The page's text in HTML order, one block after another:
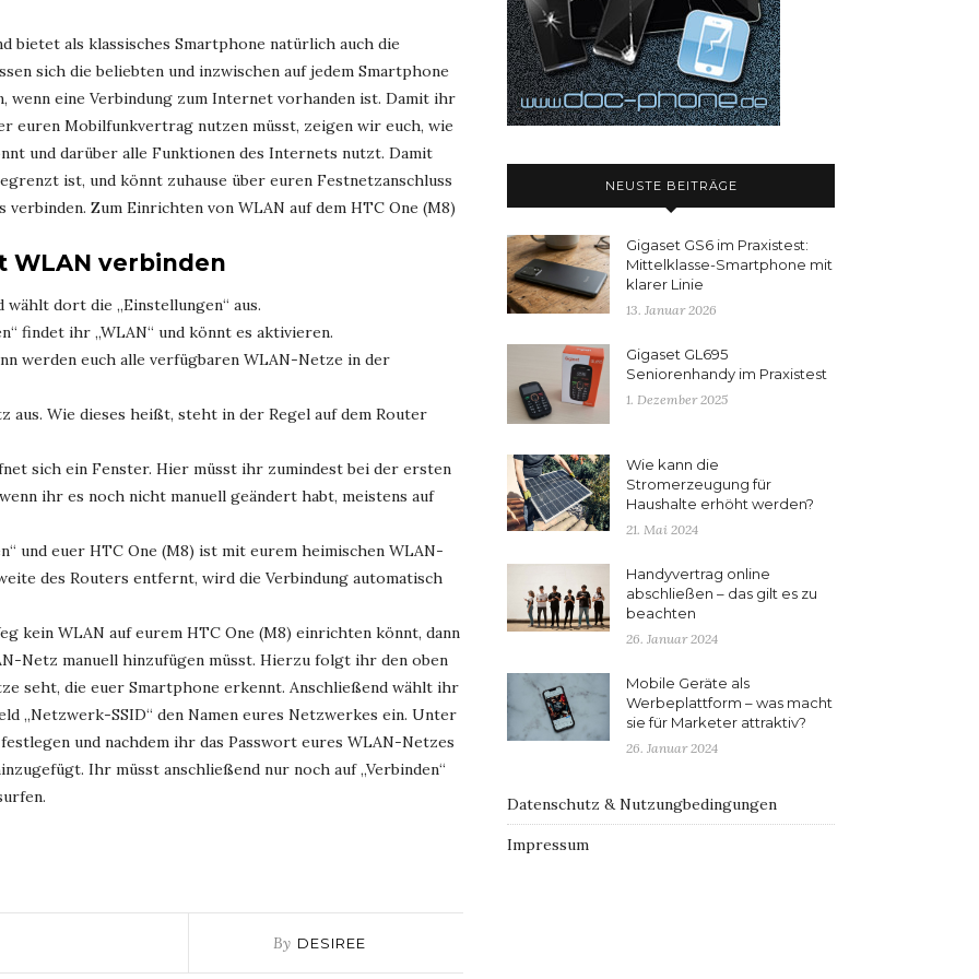
bietet als klassisches Smartphone natürlich auch die
sich die beliebten und inzwischen auf jedem Smartphone
wenn eine Verbindung zum Internet vorhanden ist. Damit ihr
euren Mobilfunkvertrag nutzen müsst, zeigen wir euch, wie
und darüber alle Funktionen des Internets nutzt. Damit
ist, und könnt zuhause über euren Festnetzanschluss
Zum Einrichten von WLAN auf dem HTC One (M8)
WLAN verbinden
dort die „Einstellungen“ aus.
findet ihr „WLAN“ und könnt es aktivieren.
werden euch alle verfügbaren WLAN-Netze in der
Wie dieses heißt, steht in der Regel auf dem Router
sich ein Fenster. Hier müsst ihr zumindest bei der ersten
ihr es noch nicht manuell geändert habt, meistens auf
und euer HTC One (M8) ist mit eurem heimischen WLAN-
des Routers entfernt, wird die Verbindung automatisch
kein WLAN auf eurem HTC One (M8) einrichten könnt, dann
Netz manuell hinzufügen müsst. Hierzu folgt ihr den oben
seht, die euer Smartphone erkennt. Anschließend wählt ihr
„Netzwerk-SSID“ den Namen eures Netzwerkes ein. Unter
und nachdem ihr das Passwort eures WLAN-Netzes
Ihr müsst anschließend nur noch auf „Verbinden“
By DESIREE
NEUSTE BEITRÄGE
Gigaset GS6 im Praxistest:
Mittelklasse-Smartphone mit
klarer Linie
13. Januar 2026
Gigaset GL695
Seniorenhandy im Praxistest
1. Dezember 2025
Wie kann die
Stromerzeugung für
Haushalte erhöht werden?
21. Mai 2024
Handyvertrag online
abschließen – das gilt es zu
beachten
26. Januar 2024
Mobile Geräte als
Werbeplattform – was macht
sie für Marketer attraktiv?
26. Januar 2024
Datenschutz & Nutzungbedingungen
Impressum